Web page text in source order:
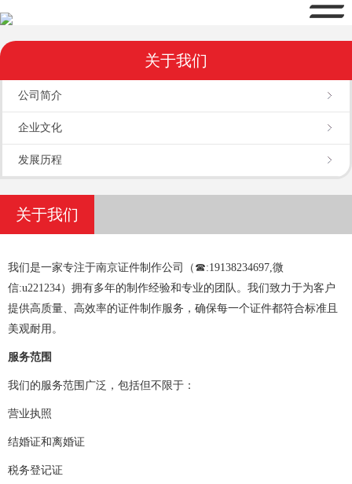
关于我们
公司简介
企业文化
发展历程
关于我们
我们是一家专注于南京证件制作公司（☎:19138234697,微
信:u221234）拥有多年的制作经验和专业的团队。我们致力于为客户
提供高质量、高效率的证件制作服务，确保每一个证件都符合标准且
美观耐用。
服务范围
我们的服务范围广泛，包括但不限于：
营业执照
结婚证和离婚证
税务登记证